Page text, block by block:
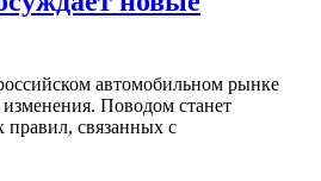
автомобильном рынке
изменения. Поводом станет
правил, связанных с